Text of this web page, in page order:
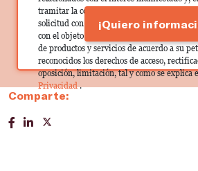
tramitar la contratación correspondiente.
solicitud con las empresas que conforman el
con el objeto de que estas puedan hacerle
de productos y servicios de acuerdo a su
reconocidos los derechos de acceso,
oposición, limitación, tal y como se explica
Privacidad.
¡Quiero
Comparte: